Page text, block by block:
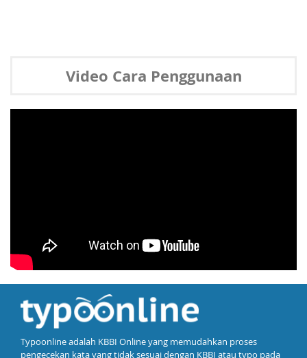
Video Cara Penggunaan
Typoonline adalah KBBI Online yang memudahkan proses
pengecekan kata yang tidak sesuai dengan KBBI atau typo pada